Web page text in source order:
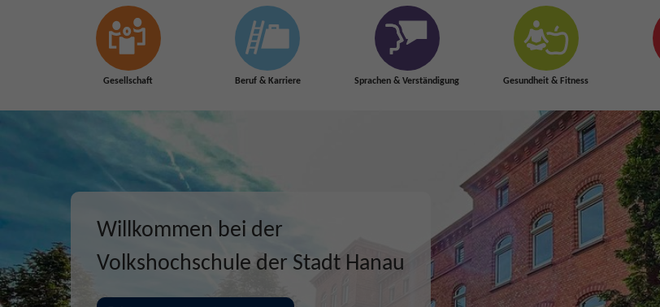
Gesellschaft Beruf & Karriere Sprachen & Verständigung Gesundheit & Fitness
Gemeinsam Zukunft entdecken,
erschaffen, erleben